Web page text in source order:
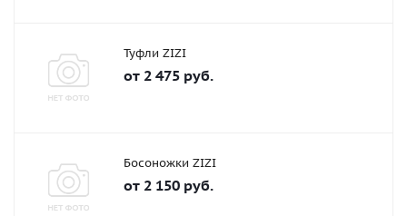
Туфли ZIZI
от 2 475 руб.
Босоножки ZIZI
от 2 150 руб.